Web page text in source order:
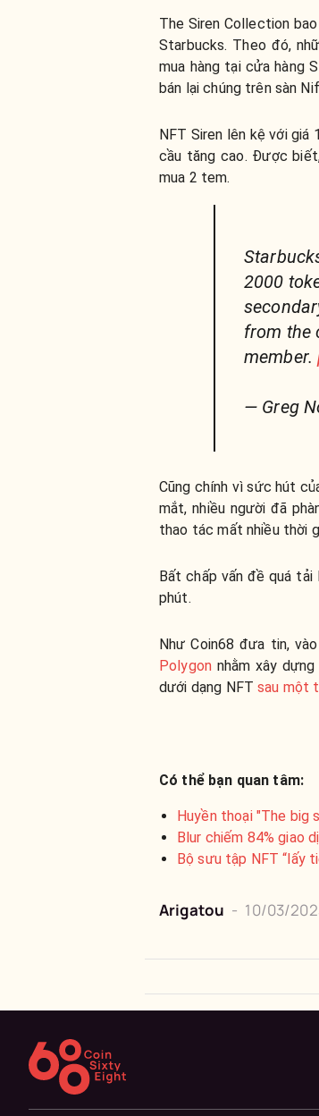
The Siren Collection
Starbucks. Theo đó,
mua hàng tại cửa hàng
bán lại chúng trên sàn
NFT Siren lên kệ với giá
cầu tăng cao. Được
mua 2 tem.
2000
from the
member.
— Greg
Cũng chính vì sức hút
mắt, nhiều người đã
thao tác mất nhiều thời
Bất chấp vấn đề quá tải
phút.
Như Coin68 đưa tin,
Polygon nhằm xây
dưới dạng NFTsau một
Có thể bạn quan tâm:
Huyền thoại "The big
Blur chiếm 84% giao
Bộ sưu tập NFT “lấy
Arigatou - 10/03/